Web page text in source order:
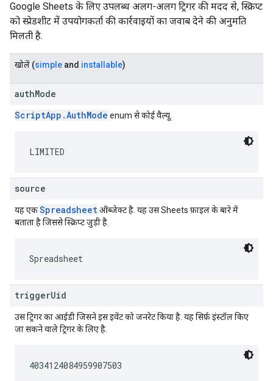
Google Sheets के लिए उपलब्ध अलग-अलग ट्रिगर की मदद से, स्क्रिप्ट
को स्प्रेडशीट में उपयोगकर्ता की कार्रवाइयों का जवाब देने की अनुमति
मिलती है.
खोलें (simple and installable)
authMode
ScriptApp.AuthMode enum से कोई वैल्यू.
LIMITED
source
यह एकSpreadsheetऑब्जेक्ट है. यह उस Sheets फ़ाइल के बारे में
बताता है जिससे स्क्रिप्ट जुड़ी है.
Spreadsheet
triggerUid
उस ट्रिगर का आईडी जिसने इस इवेंट को जनरेट किया है. यह सिर्फ़ इंस्टॉल किए
जा सकने वाले ट्रिगर के लिए है.
4034124084959907503